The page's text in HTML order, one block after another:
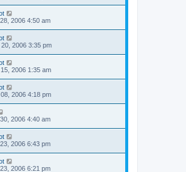
2006 4:50 am
2006 3:35 pm
2006 1:35 am
2006 4:18 pm
2006 4:40 am
2006 6:43 pm
2006 6:21 pm